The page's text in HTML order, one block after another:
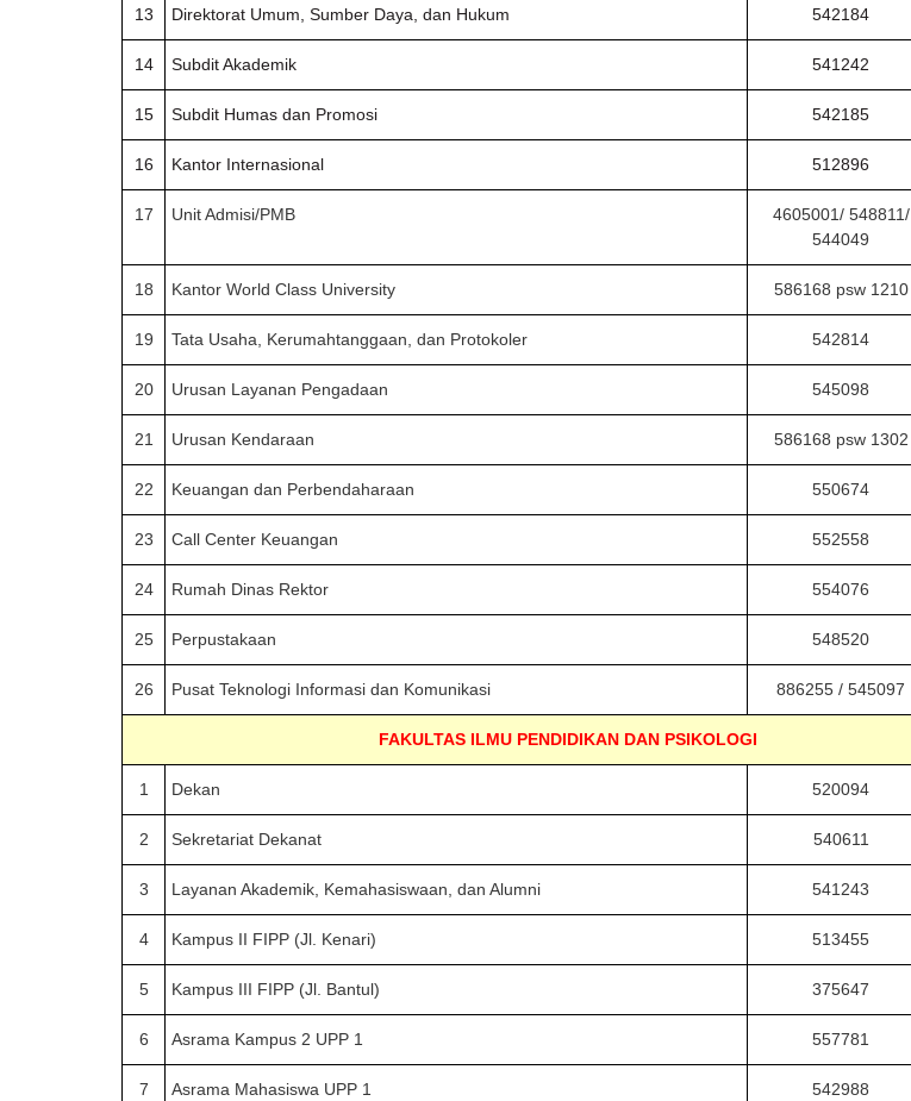
13 Direktorat Umum, Sumber Daya, dan Hukum 542184
14 Subdit Akademik 541242
15 Subdit Humas dan Promosi 542185
16 Kantor Internasional 512896
17 Unit Admisi/PMB
4605001/ 548811/
544049
18 Kantor World Class University 586168 psw 1210
19 Tata Usaha, Kerumahtanggaan, dan Protokoler 542814
20 Urusan Layanan Pengadaan 545098
21 Urusan Kendaraan 586168 psw 1302
22 Keuangan dan Perbendaharaan 550674
23 Call Center Keuangan 552558
24 Rumah Dinas Rektor 554076
25 Perpustakaan 548520
26 Pusat Teknologi Informasi dan Komunikasi 886255 / 545097
FAKULTAS ILMU PENDIDIKAN DAN PSIKOLOGI
1 Dekan 520094
2 Sekretariat Dekanat 540611
3 Layanan Akademik, Kemahasiswaan, dan Alumni 541243
4 Kampus II FIPP (Jl. Kenari) 513455
5 Kampus III FIPP (Jl. Bantul) 375647
6 Asrama Kampus 2 UPP 1 557781
7 Asrama Mahasiswa UPP 1 542988